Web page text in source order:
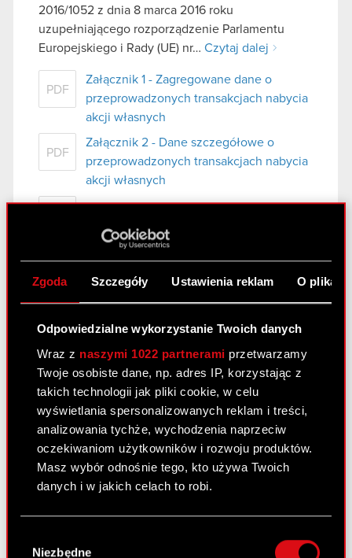
Zgoda Szczegóły Ustawienia reklam O
Odpowiedzialne wykorzystanie Twoich danych
Wraz z naszymi 1022 partnerami przetwarzamy
Twoje osobiste dane, np. adres IP, korzystając z
takich technologii jak pliki cookie, w celu
wyświetlania spersonalizowanych reklam i treści,
analizowania tychże, wychodzenia naprzeciw
oczekiwaniom użytkowników i rozwoju produktów.
Masz wybór odnośnie tego, kto używa Twoich
danych i w jakich celach to robi.
Gromadzić dane dotyczące Twojej
zgody
Niezbędne
2016/1052 z dnia 8 marca 2016 roku
uzupełniającego rozporządzenie Parlamentu
Europejskiego i Rady (UE) nr… Czytaj dalej
PDF
Załącznik 1 - Zagregowane dane o
przeprowadzonych transakcjach nabycia
akcji własnych
PDF
Załącznik 2 - Dane szczegółowe o
przeprowadzonych transakcjach nabycia
akcji własnych
Raport bieżący nr 14/2025
5 września 2025
Temat: Rozpoczęcie skupu akcji własnych Spółki
Podstawa prawna: Art. 5 ust. 1 lit. a)
Rozporządzenia Parlamentu Europejskiego i Rady
(UE) nr 596/2014 z dnia 16 kwietnia 2014 r. w
sprawie nadużyć na rynku (MAR) w…Czytaj dalej
PDF ESPI - RB 14/2025
Raport bieżący nr 13/2025